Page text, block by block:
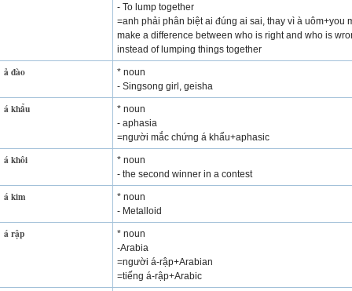
- To lump together
=anh phải phân biệt ai đúng ai sai, thay vì à uôm+you
make a difference between who is right and who is
instead of lumping things together
ả đào
* noun
- Singsong girl, geisha
á khẩu
* noun
- aphasia
=người mắc chứng á khẩu+aphasic
á khôi
* noun
- the second winner in a contest
á kim
* noun
- Metalloid
á rập
* noun
-Arabia
=người á-rập+Arabian
=tiếng á-rập+Arabic